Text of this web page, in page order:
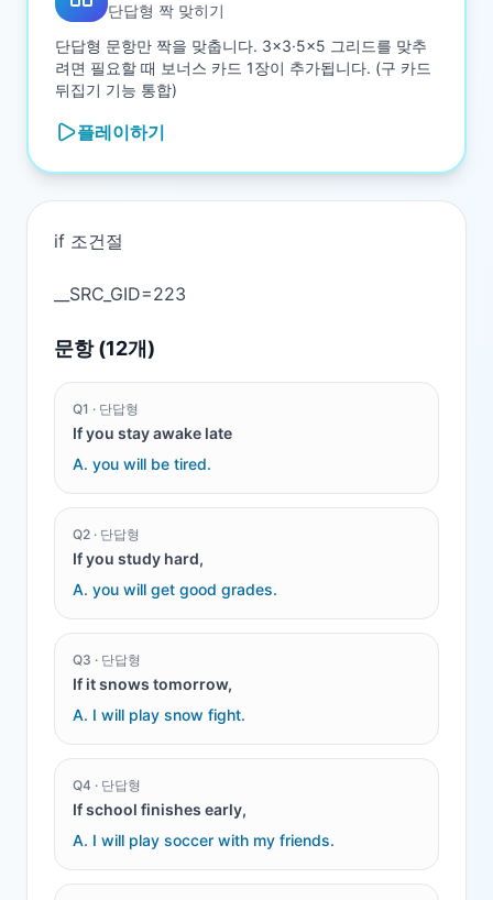
단답형 짝 맞히기
단답형 문항만 짝을 맞춥니다. 3×3·5×5 그리드를 맞추
려면 필요할 때 보너스 카드 1장이 추가됩니다. (구 카드
뒤집기 기능 통합)
플레이하기
if 조건절
문항 (12개)
Q1 · 단답형
If you stay awake late
A. you will be tired.
Q2 · 단답형
If you study hard,
A. you will get good grades.
Q3 · 단답형
If it snows tomorrow,
A. I will play snow fight.
Q4 · 단답형
If school finishes early,
A. I will play soccer with my friends.